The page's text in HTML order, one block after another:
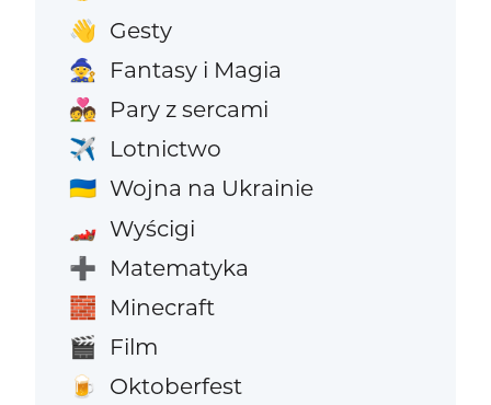
👋 Gesty
🧙 Fantasy i Magia
💑 Pary z sercami
✈️ Lotnictwo
🇺🇦 Wojna na Ukrainie
🏎️ Wyścigi
➕ Matematyka
🧱 Minecraft
🎬 Film
🍺 Oktoberfest